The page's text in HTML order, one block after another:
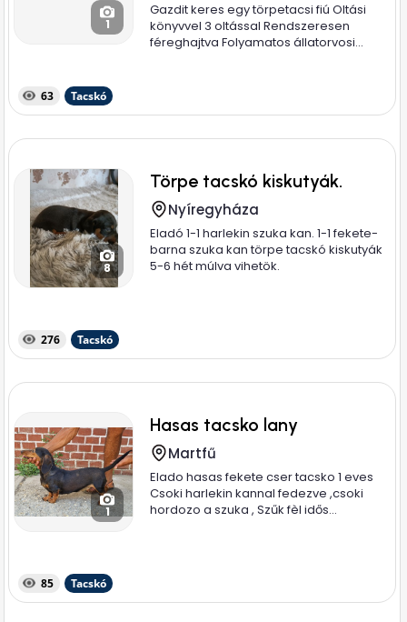
1
Gazdit keres egy törpetacsi fiú Oltási
könyvvel 3 oltással Rendszeresen
féreghajtva Folyamatos állatorvosi...
63 Tacskó
8
Törpe tacskó kiskutyák.
Nyíregyháza
Eladó 1-1 harlekin szuka kan. 1-1 fekete-
barna szuka kan törpe tacskó kiskutyák
5-6 hét múlva vihetök.
276 Tacskó
1
Hasas tacsko lany
Martfű
Elado hasas fekete cser tacsko 1 eves
Csoki harlekin kannal fedezve ,csoki
hordozo a szuka , Szűk fèl idős...
85 Tacskó